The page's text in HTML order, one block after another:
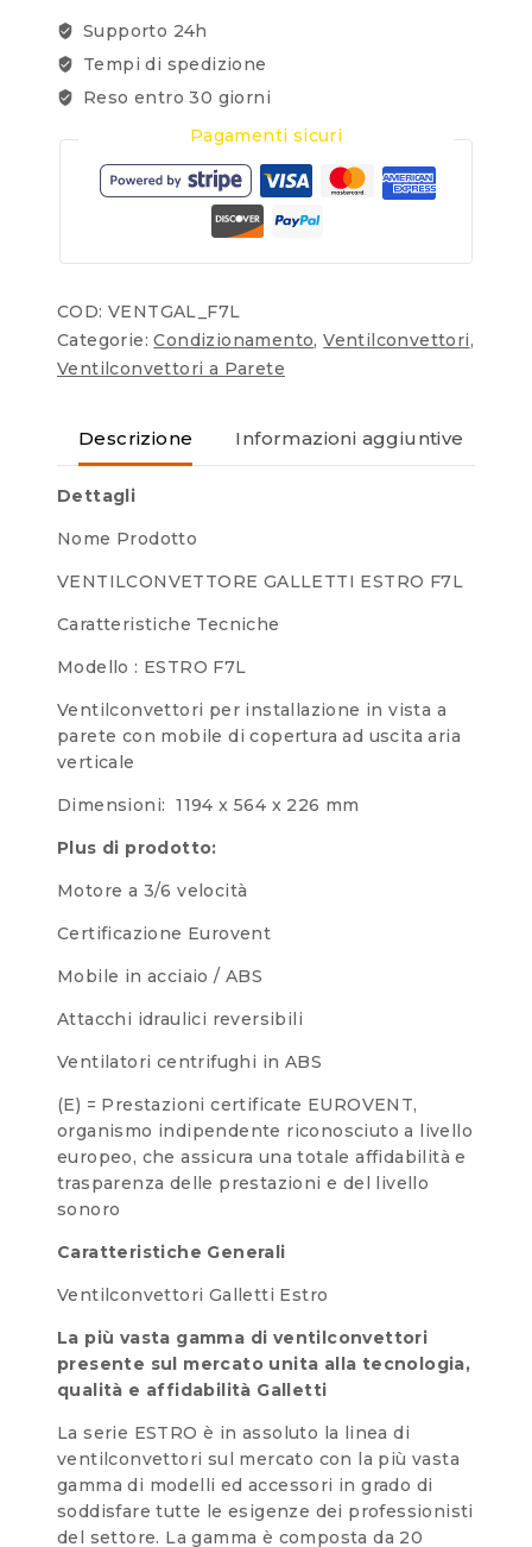
Supporto 24h
Tempi di spedizione
Reso entro 30 giorni
Pagamenti sicuri
COD: VENTGAL_F7L
Categorie:Condizionamento,Ventilconvettori,
Ventilconvettori a Parete
Descrizione Informazioni aggiuntive
Dettagli
Nome Prodotto
VENTILCONVETTORE GALLETTI ESTRO F7L
Caratteristiche Tecniche
Modello : ESTRO F7L
Ventilconvettori per installazione in vista a
parete con mobile di copertura ad uscita aria
verticale
Dimensioni: 1194 x 564 x 226 mm
Plus di prodotto:
Motore a 3/6 velocità
Certificazione Eurovent
Mobile in acciaio / ABS
Attacchi idraulici reversibili
Ventilatori centrifughi in ABS
(E) = Prestazioni certificate EUROVENT,
organismo indipendente riconosciuto a livello
europeo, che assicura una totale affidabilità e
trasparenza delle prestazioni e del livello
sonoro
Caratteristiche Generali
Ventilconvettori Galletti Estro
La più vasta gamma di ventilconvettori
presente sul mercato unita alla tecnologia,
qualità e affidabilità Galletti
La serie ESTRO è in assoluto la linea di
ventilconvettori sul mercato con la più vasta
gamma di modelli ed accessori in grado di
soddisfare tutte le esigenze dei professionisti
del settore. La gamma è composta da 20